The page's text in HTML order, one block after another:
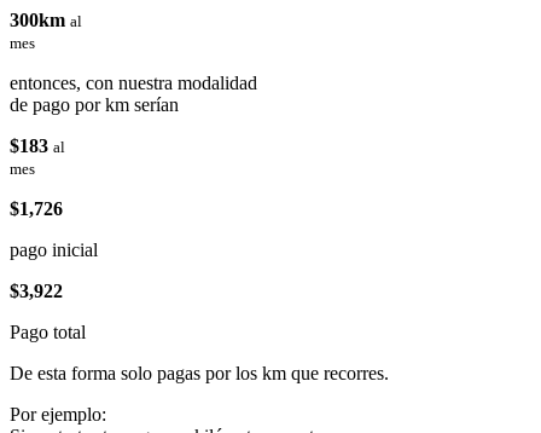
300km al
mes
entonces, con nuestra modalidad
de pago por km serían
$183 al
mes
$1,726
pago inicial
$3,922
Pago total
De esta forma solo pagas por los km que recorres.
Por ejemplo: